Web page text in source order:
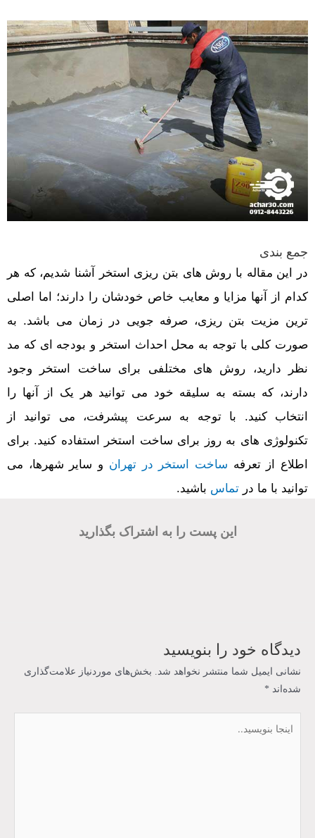
جمع بندی
در این مقاله با روش های بتن ریزی استخر آشنا شدیم، که هر
کدام از آنها مزایا و معایب خاص خودشان را دارند؛ اما اصلی
ترین مزیت بتن ریزی، صرفه جویی در زمان می باشد. به
صورت کلی با توجه به محل احداث استخر و بودجه ای که مد
نظر دارید، روش های مختلفی برای ساخت استخر وجود
دارند، که بسته به سلیقه خود می توانید هر یک از آنها را
انتخاب کنید. با توجه به سرعت پیشرفت، می توانید از
تکنولوژی های به روز برای ساخت استخر استفاده کنید. برای
اطلاع از تعرفه ساخت استخر در تهران و سایر شهرها، می
توانید با ما در تماس باشید.
این پست را به اشتراک بگذارید
دیدگاه‌ خود را بنویسید
نشانی ایمیل شما منتشر نخواهد شد. بخش‌های موردنیاز علامت‌گذاری
شده‌اند *